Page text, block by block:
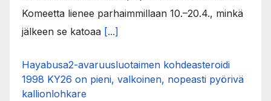
Komeetta lienee parhaimmillaan 10.–20.4., minkä
jälkeen se katoaa [...]
Hayabusa2-avaruusluotaimen kohdeasteroidi
1998 KY26 on pieni, valkoinen, nopeasti pyörivä
kallionlohkare